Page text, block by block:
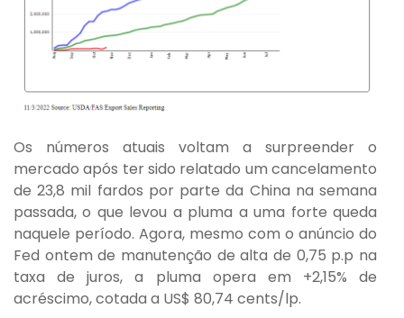
Os números atuais voltam a surpreender o
mercado após ter sido relatado um cancelamento
de 23,8 mil fardos por parte da China na semana
passada, o que levou a pluma a uma forte queda
naquele período. Agora, mesmo com o anúncio do
Fed ontem de manutenção de alta de 0,75 p.p na
taxa de juros, a pluma opera em +2,15% de
acréscimo, cotada a US$ 80,74 cents/lp.